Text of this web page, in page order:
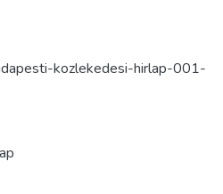
kozlekedesi-hirlap-001-